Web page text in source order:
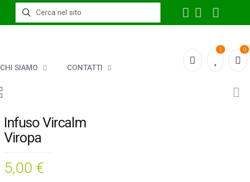
CHI SIAMO CONTATTI
1 0
Infuso Vircalm
Viropa
5,00 €